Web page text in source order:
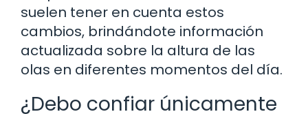
suelen tener en cuenta estos
cambios, brindándote información
actualizada sobre la altura de las
olas en diferentes momentos del día.
¿Debo confiar únicamente